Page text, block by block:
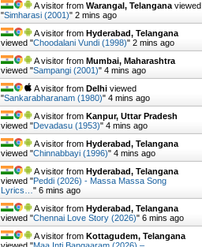
A visitor from Warangal, Telanganaviewed
"Simharasi (2001)" 2 mins ago
A visitor from Hyderabad, Telangana
viewed "Choodalani Vundi (1998)" 2 mins ago
A visitor from Mumbai, Maharashtra
viewed "Sampangi (2001)" 4 mins ago
A visitor from Delhiviewed
"Sankarabharanam (1980)" 4 mins ago
A visitor from Kanpur, Uttar Pradesh
viewed "Devadasu (1953)" 4 mins ago
A visitor from Hyderabad, Telangana
viewed "Chinnabbayi (1996)" 4 mins ago
A visitor from Hyderabad, Telangana
viewed "Peddi (2026) - Massa Massa Song
Lyrics… " 6 mins ago
A visitor from Hyderabad, Telangana
viewed "Chennai Love Story (2026)" 6 mins ago
A visitor from Kottagudem, Telangana